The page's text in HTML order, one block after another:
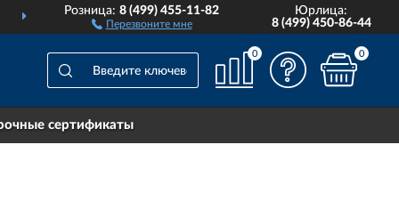
ПОЖИЗНЕННАЯ
Розница:8 (499) 455-11-82
Перезвоните мне
Юрлица:
8 (499) 450-86-44
0 0
сертификаты